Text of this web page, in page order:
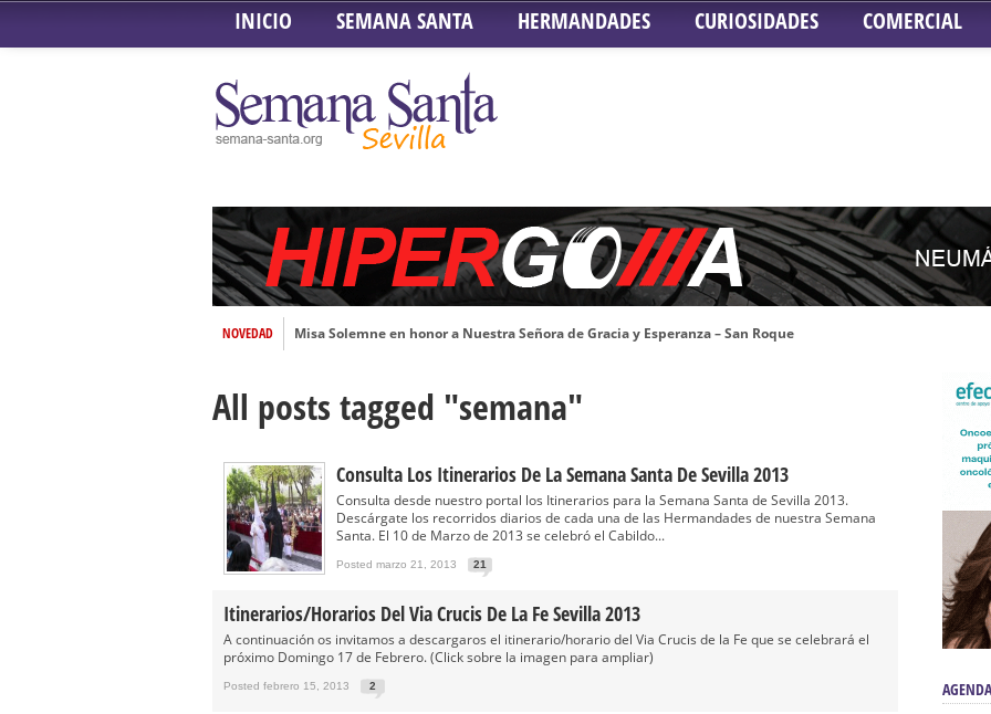
INICIO SEMANA SANTA HERMANDADES CURIOSIDADES COMERCIAL
NOVEDAD
Misa Solemne en honor a Nuestra Señora de Gracia y Esperanza – San Roque
Función de la Anunciación del Señor ante el paso de Nuestra Señora de la Encarnación Coronada –
Besamanos al Señor del Gran Poder de Sevilla
Solemne y devoto Besamanos en honor de María Santísima en su Soledad – San Lorenzo
Función Principal de Instituto a la Virgen del Valle
Besapié y Besamano en la Quinta Angustia
Gitanos: Besamanos del Señor de la Salud
Solemne y devoto Besapiés en honor de Nuestro Padre Jesús de la Pasión
All posts tagged "semana"
Consulta Los Itinerarios De La Semana Santa De Sevilla 2013
Consulta desde nuestro portal los Itinerarios para la Semana Santa de Sevilla 2013.
Descárgate los recorridos diarios de cada una de las Hermandades de nuestra Semana
Santa. El 10 de Marzo de 2013 se celebró el Cabildo...
Posted marzo 21, 2013 21
Itinerarios/Horarios Del Via Crucis De La Fe Sevilla 2013
A continuación os invitamos a descargaros el itinerario/horario del Via Crucis de la Fe que se celebrará el
próximo Domingo 17 de Febrero. (Click sobre la imagen para ampliar)
Posted febrero 15, 2013 2